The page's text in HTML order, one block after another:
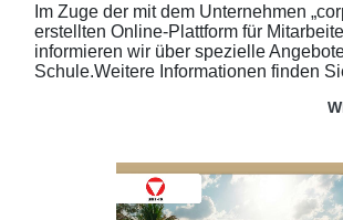
Im Zuge der mit dem Unternehmen
erstellten Online-Plattform für
informieren wir über spezielle
Schule.Weitere Informationen finden